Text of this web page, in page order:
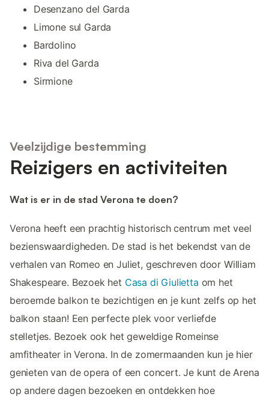
Desenzano del Garda
Limone sul Garda
Bardolino
Riva del Garda
Sirmione
Veelzijdige bestemming
Reizigers en activiteiten
Wat is er in de stad Verona te doen?
Verona heeft een prachtig historisch centrum met veel
bezienswaardigheden. De stad is het bekendst van de
verhalen van Romeo en Juliet, geschreven door William
Shakespeare. Bezoek het Casa di Giulietta om het
beroemde balkon te bezichtigen en je kunt zelfs op het
balkon staan! Een perfecte plek voor verliefde
stelletjes. Bezoek ook het geweldige Romeinse
amfitheater in Verona. In de zomermaanden kun je hier
genieten van de opera of een concert. Je kunt de Arena
op andere dagen bezoeken en ontdekken hoe